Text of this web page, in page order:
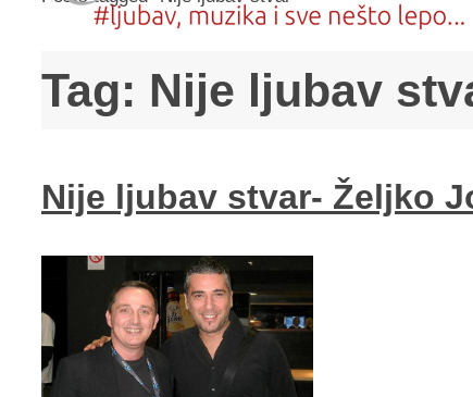
Tag: Nije ljubav
Nije ljubav stvar- Željko